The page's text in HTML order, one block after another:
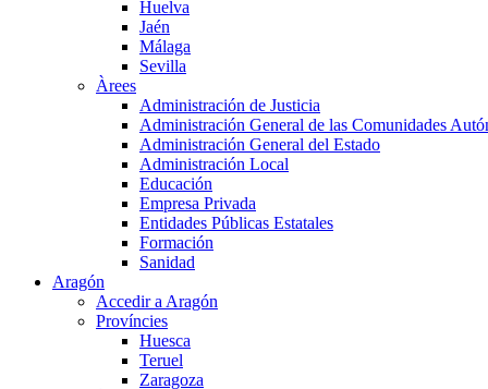
Huelva
Jaén
Málaga
Sevilla
Àrees
Administración de Justicia
Administración General de las Comunidades
Administración General del Estado
Administración Local
Educación
Empresa Privada
Entidades Públicas Estatales
Formación
Sanidad
Aragón
Accedir a Aragón
Províncies
Huesca
Teruel
Zaragoza